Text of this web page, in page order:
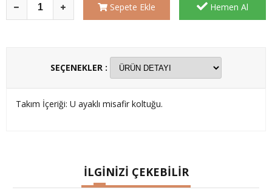
Sepete Ekle Hemen Al
SEÇENEKLER :
Takım İçeriği: U ayaklı misafir koltuğu.
İLGİNİZİ ÇEKEBİLİR